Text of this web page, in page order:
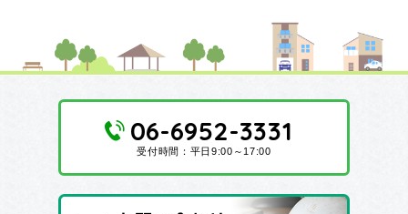
06-6952-3331
受付時間：平日9:00～17:00